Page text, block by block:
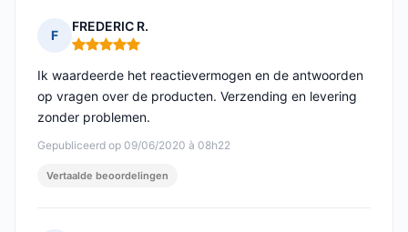
F
FREDERIC R.
Opmerking: 5 van 5
Gepubliceerd op 09/06/2020 à 08h22
Ik waardeerde het reactievermogen en de antwoorden
op vragen over de producten. Verzending en levering
zonder problemen.
Vertaalde beoordelingen